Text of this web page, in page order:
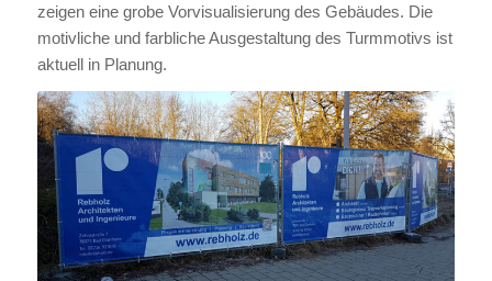
zeigen eine grobe Vorvisualisierung des Gebäudes. Die
motivliche und farbliche Ausgestaltung des Turmmotivs ist
aktuell in Planung.